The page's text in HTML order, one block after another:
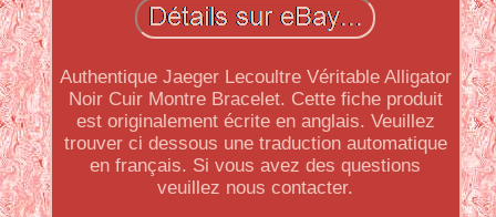
Authentique Jaeger Lecoultre Véritable Alligator
Noir Cuir Montre Bracelet. Cette fiche produit
est originalement écrite en anglais. Veuillez
trouver ci dessous une traduction automatique
en français. Si vous avez des questions
veuillez nous contacter.